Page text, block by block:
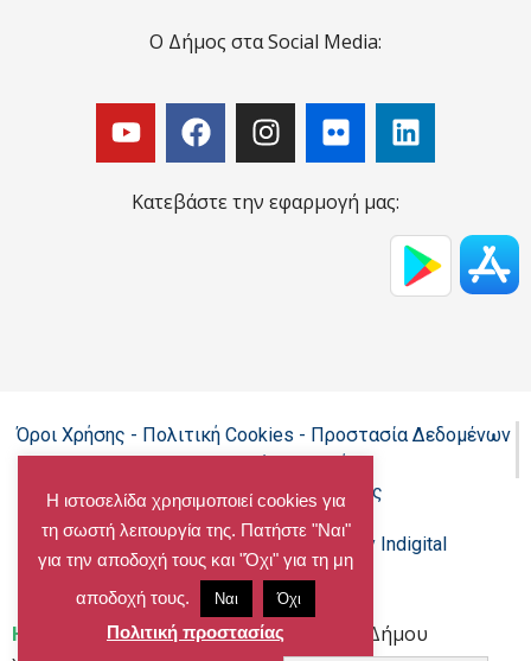
Ο Δήμος στα Social Media:
Κατεβάστε την εφαρμογή μας:
Όροι Χρήσης - Πολιτική Cookies - Προστασία Δεδομένων
Προσωπικού Χαρακτήρα
Δήλωση προσβασιμότητας
Copyright@chalandri.gr Powered by Indigital
Home
Πρόγραμμα στήριξης ανέργων Δήμου
Η ιστοσελίδα χρησιμοποιεί cookies για
τη σωστή λειτουργία της. Πατήστε "Ναι"
για την αποδοχή τους και "Όχι" για τη μη
αποδοχή τους.
Ναι Όχι
Πολιτική προστασίας